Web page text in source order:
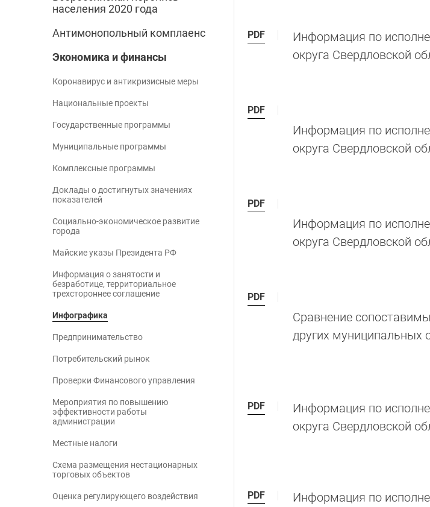
населения 2020 года
Антимонопольный комплаенс
Экономика и финансы
Коронавирус и антикризисные меры
Национальные проекты
Государственные программы
Муниципальные программы
Комплексные программы
Доклады о достигнутых значениях
показателей
Социально-экономическое развитие
города
Майские указы Президента РФ
Информация о занятости и
безработице, территориальное
трехстороннее соглашение
Инфографика
Предпринимательство
Потребительский рынок
Проверки Финансового управления
Мероприятия по повышению
эффективности работы
администрации
Местные налоги
Схема размещения нестационарных
торговых объектов
Оценка регулирующего воздействия
PDF
Информация по
округа Свердловской
PDF
Информация по
округа Свердловской
PDF
Информация по
округа Свердловской
PDF
Сравнение
других муниципальных
PDF
Информация по
округа Свердловской
PDF
Информация по